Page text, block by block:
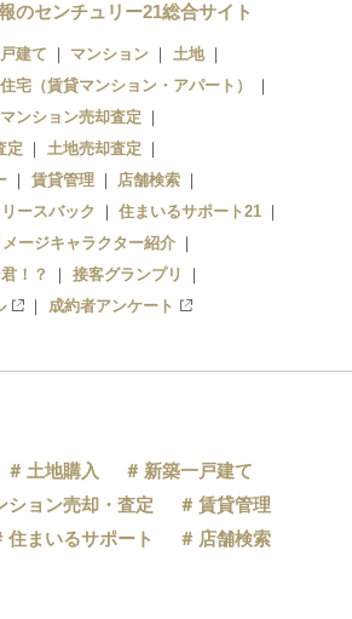
のセンチュリー21総合サイト
建て マンション
土地
宅（賃貸マンション・アパート）
ンション売却査定
定
土地売却査定
賃貸管理
店舗検索
リースバック
住まいるサポート21
メージキャラクター紹介
！？
接客グランプリ
成約者アンケート
土地購入
新築一戸建て
ション売却・査定
賃貸管理
住まいるサポート
店舗検索